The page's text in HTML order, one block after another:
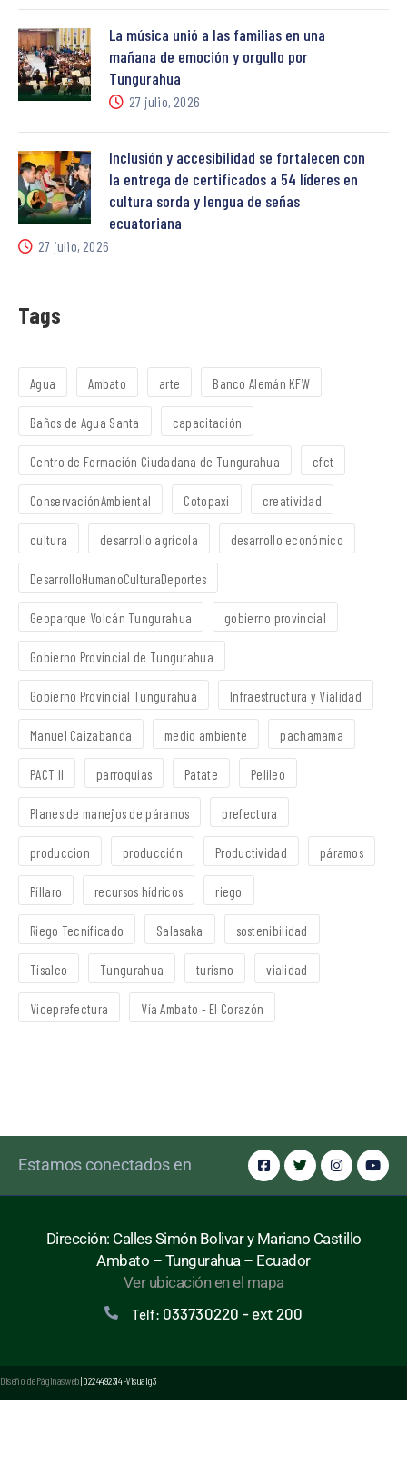
La música unió a las familias en una
mañana de emoción y orgullo por
Tungurahua
27 julio, 2026
Inclusión y accesibilidad se fortalecen con
la entrega de certificados a 54 líderes en
cultura sorda y lengua de señas
ecuatoriana
27 julio, 2026
Tags
Agua Ambato arte Banco Alemán KFW
Baños de Agua Santa capacitación
Centro de Formación Ciudadana de Tungurahua cfct
ConservaciónAmbiental Cotopaxi creatividad
cultura desarrollo agrícola desarrollo económico
DesarrolloHumanoCulturaDeportes
Geoparque Volcán Tungurahua gobierno provincial
Gobierno Provincial de Tungurahua
Gobierno Provincial Tungurahua Infraestructura y Vialidad
Manuel Caizabanda medio ambiente pachamama
PACT II parroquias Patate Pelileo
Planes de manejos de páramos prefectura
produccion producción Productividad páramos
Píllaro recursos hídricos riego
Riego Tecnificado Salasaka sostenibilidad
Tisaleo Tungurahua turismo vialidad
Viceprefectura Vía Ambato - El Corazón
Estamos conectados en
Dirección: Calles Simón Bolivar y Mariano Castillo
Ambato – Tungurahua – Ecuador
Ver ubicación en el mapa
Telf: 033730220 - ext 200
Diseño de Páginas web| 0224492314 -Visualg3